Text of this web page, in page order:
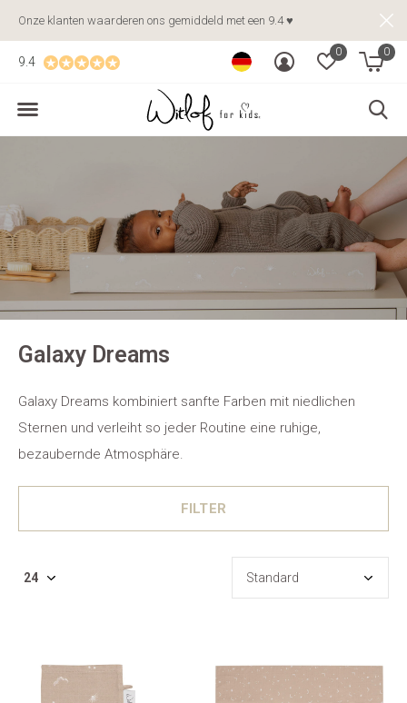
0 0
9.4
Onze klanten waarderen ons gemiddeld met een 9.4 ♥
Galaxy Dreams
Galaxy Dreams kombiniert sanfte Farben mit niedlichen
Sternen und verleiht so jeder Routine eine ruhige,
bezaubernde Atmosphäre.
FILTER